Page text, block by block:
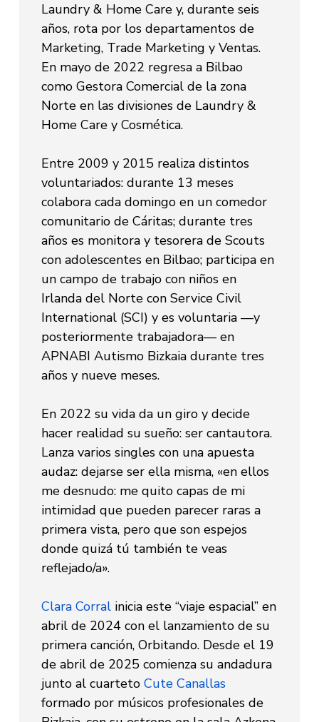
Laundry & Home Care y, durante seis
años, rota por los departamentos de
Marketing, Trade Marketing y Ventas.
En mayo de 2022 regresa a Bilbao
como Gestora Comercial de la zona
Norte en las divisiones de Laundry &
Home Care y Cosmética.
Entre 2009 y 2015 realiza distintos
voluntariados: durante 13 meses
colabora cada domingo en un comedor
comunitario de Cáritas; durante tres
años es monitora y tesorera de Scouts
con adolescentes en Bilbao; participa en
un campo de trabajo con niños en
Irlanda del Norte con Service Civil
International (SCI) y es voluntaria —y
posteriormente trabajadora— en
APNABI Autismo Bizkaia durante tres
años y nueve meses.
En 2022 su vida da un giro y decide
hacer realidad su sueño: ser cantautora.
Lanza varios singles con una apuesta
audaz: dejarse ser ella misma, «en ellos
me desnudo: me quito capas de mi
intimidad que pueden parecer raras a
primera vista, pero que son espejos
donde quizá tú también te veas
reflejado/a».
Clara Corral inicia este “viaje espacial” en
abril de 2024 con el lanzamiento de su
primera canción,Orbitando. Desde el 19
de abril de 2025 comienza su andadura
junto al cuartetoCute Canallas
formado por músicos profesionales de